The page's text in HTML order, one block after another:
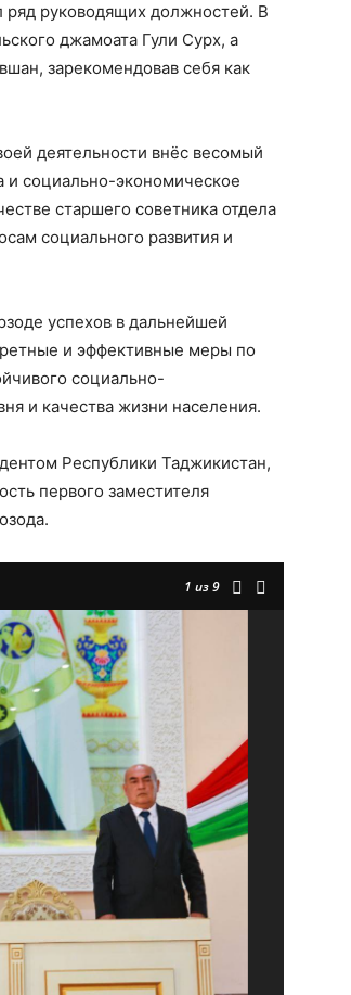
ряд руководящих должностей. В
джамоата Гули Сурх, а
зарекомендовав себя как
деятельности внёс весомый
и социально-экономическое
старшего советника отдела
социального развития и
успехов в дальнейшей
и эффективные меры по
социально-
и качества жизни населения.
Республики Таджикистан,
первого заместителя
1 из 9